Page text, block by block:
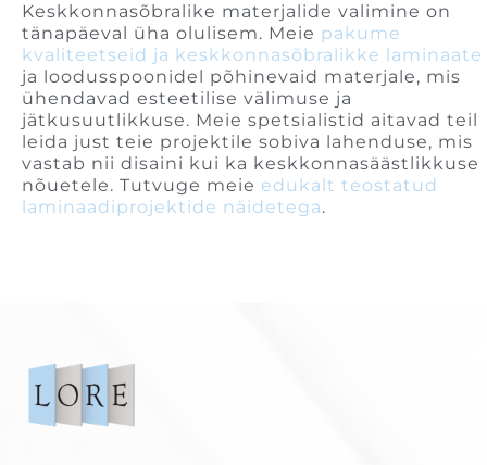
Keskkonnasõbralike materjalide valimine on
tänapäeval üha olulisem. Meie pakume
kvaliteetseid ja keskkonnasõbralikke laminaate
ja loodusspoonidel põhinevaid materjale, mis
ühendavad esteetilise välimuse ja
jätkusuutlikkuse. Meie spetsialistid aitavad teil
leida just teie projektile sobiva lahenduse, mis
vastab nii disaini kui ka keskkonnasäästlikkuse
nõuetele. Tutvuge meie edukalt teostatud
laminaadiprojektide näidetega.